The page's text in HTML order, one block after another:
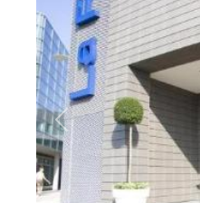
Zurück